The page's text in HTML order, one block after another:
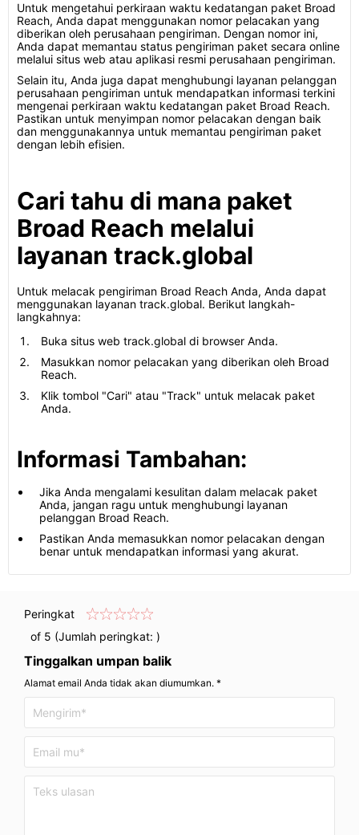
Untuk mengetahui perkiraan waktu kedatangan paket Broad
Reach, Anda dapat menggunakan nomor pelacakan yang
diberikan oleh perusahaan pengiriman. Dengan nomor ini,
Anda dapat memantau status pengiriman paket secara online
melalui situs web atau aplikasi resmi perusahaan pengiriman.
Selain itu, Anda juga dapat menghubungi layanan pelanggan
perusahaan pengiriman untuk mendapatkan informasi terkini
mengenai perkiraan waktu kedatangan paket Broad Reach.
Pastikan untuk menyimpan nomor pelacakan dengan baik
dan menggunakannya untuk memantau pengiriman paket
dengan lebih efisien.
Cari tahu di mana paket
Broad Reach melalui
layanan track.global
Untuk melacak pengiriman Broad Reach Anda, Anda dapat
menggunakan layanan track.global. Berikut langkah-
langkahnya:
Buka situs web track.global di browser Anda.
Masukkan nomor pelacakan yang diberikan oleh Broad
Reach.
Klik tombol "Cari" atau "Track" untuk melacak paket
Anda.
Informasi Tambahan:
Jika Anda mengalami kesulitan dalam melacak paket
Anda, jangan ragu untuk menghubungi layanan
pelanggan Broad Reach.
Pastikan Anda memasukkan nomor pelacakan dengan
benar untuk mendapatkan informasi yang akurat.
Peringkat
of 5 (Jumlah peringkat: )
Tinggalkan umpan balik
Alamat email Anda tidak akan diumumkan. *